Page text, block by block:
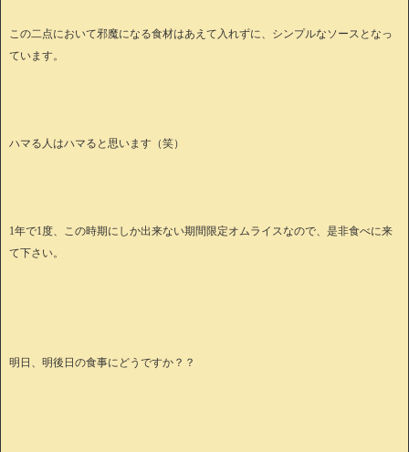
この二点において邪魔になる食材はあえて入れずに、シンプルなソースとなっ
ています。
ハマる人はハマると思います（笑）
1年で1度、この時期にしか出来ない期間限定オムライスなので、是非食べに来
て下さい。
明日、明後日の食事にどうですか？？